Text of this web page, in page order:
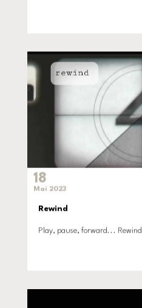
18
Mai 2023
Rewind
Play, pause, forward... Rewind